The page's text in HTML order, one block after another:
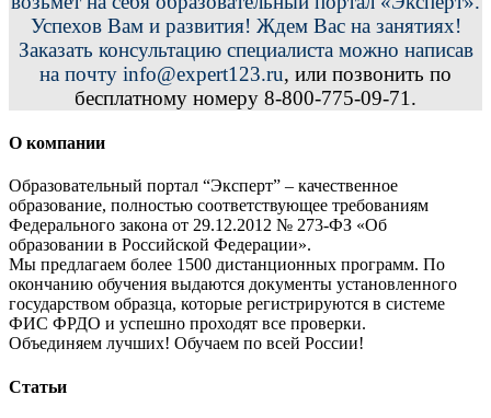
Успехов Вам и развития! Ждем Вас на занятиях!
Заказать консультацию специалиста можно написав
на почту info@expert123.ru, или позвонить по
бесплатному номеру 8-800-775-09-71.
О компании
Образовательный портал “Эксперт” – качественное
образование, полностью соответствующее требованиям
Федерального закона от 29.12.2012 № 273-ФЗ «Об
образовании в Российской Федерации».
Мы предлагаем более 1500 дистанционных программ. По
окончанию обучения выдаются документы установленного
государством образца, которые регистрируются в системе
ФИС ФРДО и успешно проходят все проверки.
Объединяем лучших! Обучаем по всей России!
Статьи